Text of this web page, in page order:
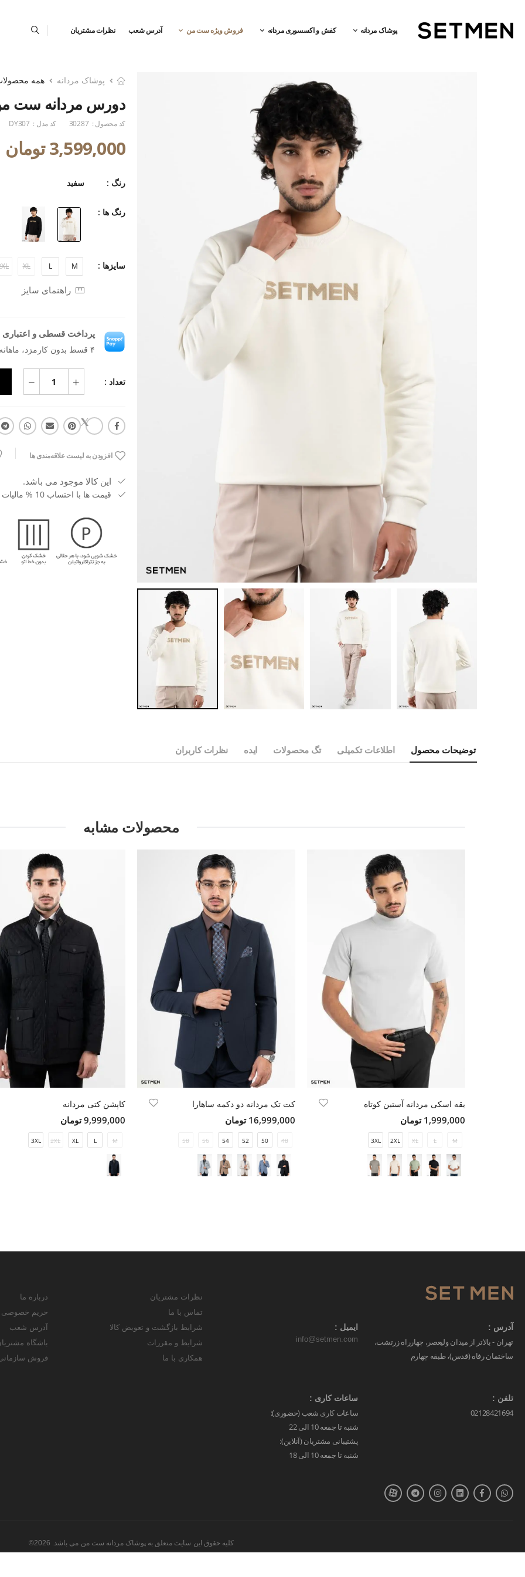
پوشاک مردانه کفش و اکسسوری مردانه فروش ویژه ست من آدرس شعب نظرات مشتریان
پوشاک مردانه همه
دورس مردانه ست
کد محصول : 30287 کد مدل : DY307
3,599,000 تومان
رنگ : سفید
رنگ ها :
سایزها : M
L
XL
راهنمای سایز
پرداخت قسطی و اعتباری
۴ قسط بدون کارمزد، ماهانه ۸۱۷٬۹۵۵ تومان
تعداد :
افزودن به لیست علاقه‌مندی ها
این کالا موجود می باشد.
قیمت ها با احتساب 10 % مالیات بر ارزش افزوده می باشد.
توضیحات محصول اطلاعات تکمیلی تگ محصولات ایده نظرات کاربران
محصولات مشابه
یقه اسکی مردانه آستین کوتاه
1,999,000 تومان
M
L
XL
2XL
3XL
کت تک مردانه دو دکمه ساهارا
16,999,000 تومان
48
50
52
54
56
58
کاپشن کتی مردانه
9,999,000 تومان
M
L
XL
2XL
3XL
آدرس :
تهران - بالاتر از میدان ولیعصر، چهارراه زرتشت،
ساختمان رفاه (قدس)، طبقه چهارم
ایمیل :
info@setmen.com
تلفن :
02128421694
ساعات کاری :
ساعات کاری شعب (حضوری):
شنبه تا جمعه 10 الی 22
پشتیبانی مشتریان (آنلاین):
شنبه تا جمعه 10 الی 18
نظرات مشتریان
تماس با ما
شرایط بازگشت و تعویض کالا
شرایط و مقررات
همکاری با ما
درباره ما
حریم خصوصی
آدرس شعب
باشگاه
فروش
کلیه حقوق این سایت متعلق به پوشاک مردانه ست من می باشد. 2026©